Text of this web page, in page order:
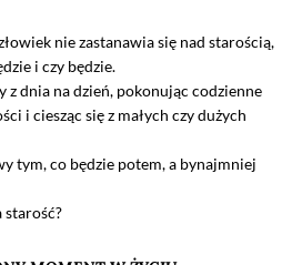
nie zastanawia się nad starością,
i czy będzie.
z dnia na dzień, pokonując codzienne
i ciesząc się z małych czy dużych
tym, co będzie potem, a bynajmniej
starość?